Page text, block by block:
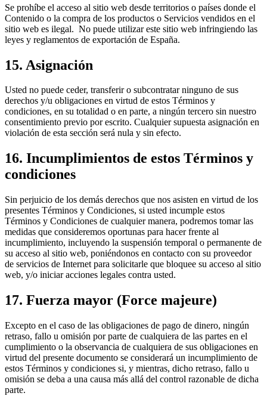
Se prohíbe el acceso al sitio web desde territorios o países donde el
Contenido o la compra de los productos o Servicios vendidos en el
sitio web es ilegal. No puede utilizar este sitio web infringiendo las
leyes y reglamentos de exportación de España.
15. Asignación
Usted no puede ceder, transferir o subcontratar ninguno de sus
derechos y/u obligaciones en virtud de estos Términos y
condiciones, en su totalidad o en parte, a ningún tercero sin nuestro
consentimiento previo por escrito. Cualquier supuesta asignación en
violación de esta sección será nula y sin efecto.
16. Incumplimientos de estos Términos y
condiciones
Sin perjuicio de los demás derechos que nos asisten en virtud de los
presentes Términos y Condiciones, si usted incumple estos
Términos y Condiciones de cualquier manera, podremos tomar las
medidas que consideremos oportunas para hacer frente al
incumplimiento, incluyendo la suspensión temporal o permanente de
su acceso al sitio web, poniéndonos en contacto con su proveedor
de servicios de Internet para solicitarle que bloquee su acceso al sitio
web, y/o iniciar acciones legales contra usted.
17. Fuerza mayor (Force majeure)
Excepto en el caso de las obligaciones de pago de dinero, ningún
retraso, fallo u omisión por parte de cualquiera de las partes en el
cumplimiento o la observancia de cualquiera de sus obligaciones en
virtud del presente documento se considerará un incumplimiento de
estos Términos y condiciones si, y mientras, dicho retraso, fallo u
omisión se deba a una causa más allá del control razonable de dicha
parte.